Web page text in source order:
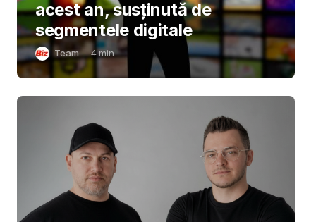
acest an, susținută de
segmentele digitale
Team 4min